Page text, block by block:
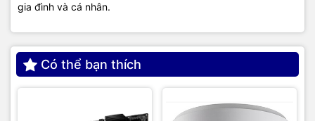
gia đình và cá nhân.
Có thể bạn thích